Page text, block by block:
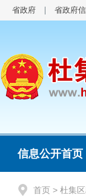
省政府 省政府
信息公开首页
首页 > 杜集